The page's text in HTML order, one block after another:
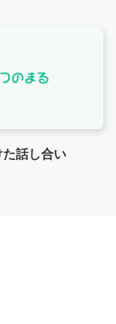
話し合い